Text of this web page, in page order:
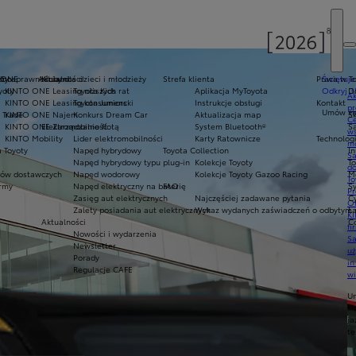
in
Odkryj
Umów
KINTO ONE Leasing niższych rat
KINTO ONE Leasing konsumencki
KINTO ONE Najem
KINTO ONE Zarządzanie flotą
KINTO Mobility
dostawczych
Strefa klienta
Aplikacja MyToyota
Instrukcje obsługi
Aktualizacja map
System Bluetooth®
Karty Ratownicze
Toyota Collection
Kolekcje Toyoty
Kolekcje Toyoty Gazoo Racing
FAQ
Najczęściej zadawane pytania
Wykaz wydanych zaświadczeń o odbytym
Aktualności
Kluby dla dzieci i młodzieży
Toyota Kids
Toyota Juniors
Konkurs Dream Car
Elektromobilność
Lider elektromobilności
Napęd hybrydowy
Napęd hybrydowy typu plug-in
Napęd wodorowy
Napęd elektryczny na baterię
Zasięg aut elektrycznych
Zalety posiadania aut elektrycznych
Aktualności
Nowości i wydarzenia
Newsletter
Porady
Regulacje CAFE
Praca w
Kontakt